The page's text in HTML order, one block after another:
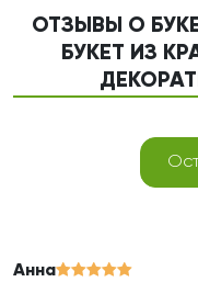
ОТЗЫВЫ О
БУКЕТ ИЗ
Анна